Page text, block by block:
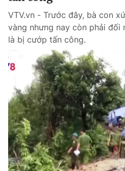
VTV.vn - Trước đây, bà con
vàng nhưng nay còn phải
là bị cướp tấn công.